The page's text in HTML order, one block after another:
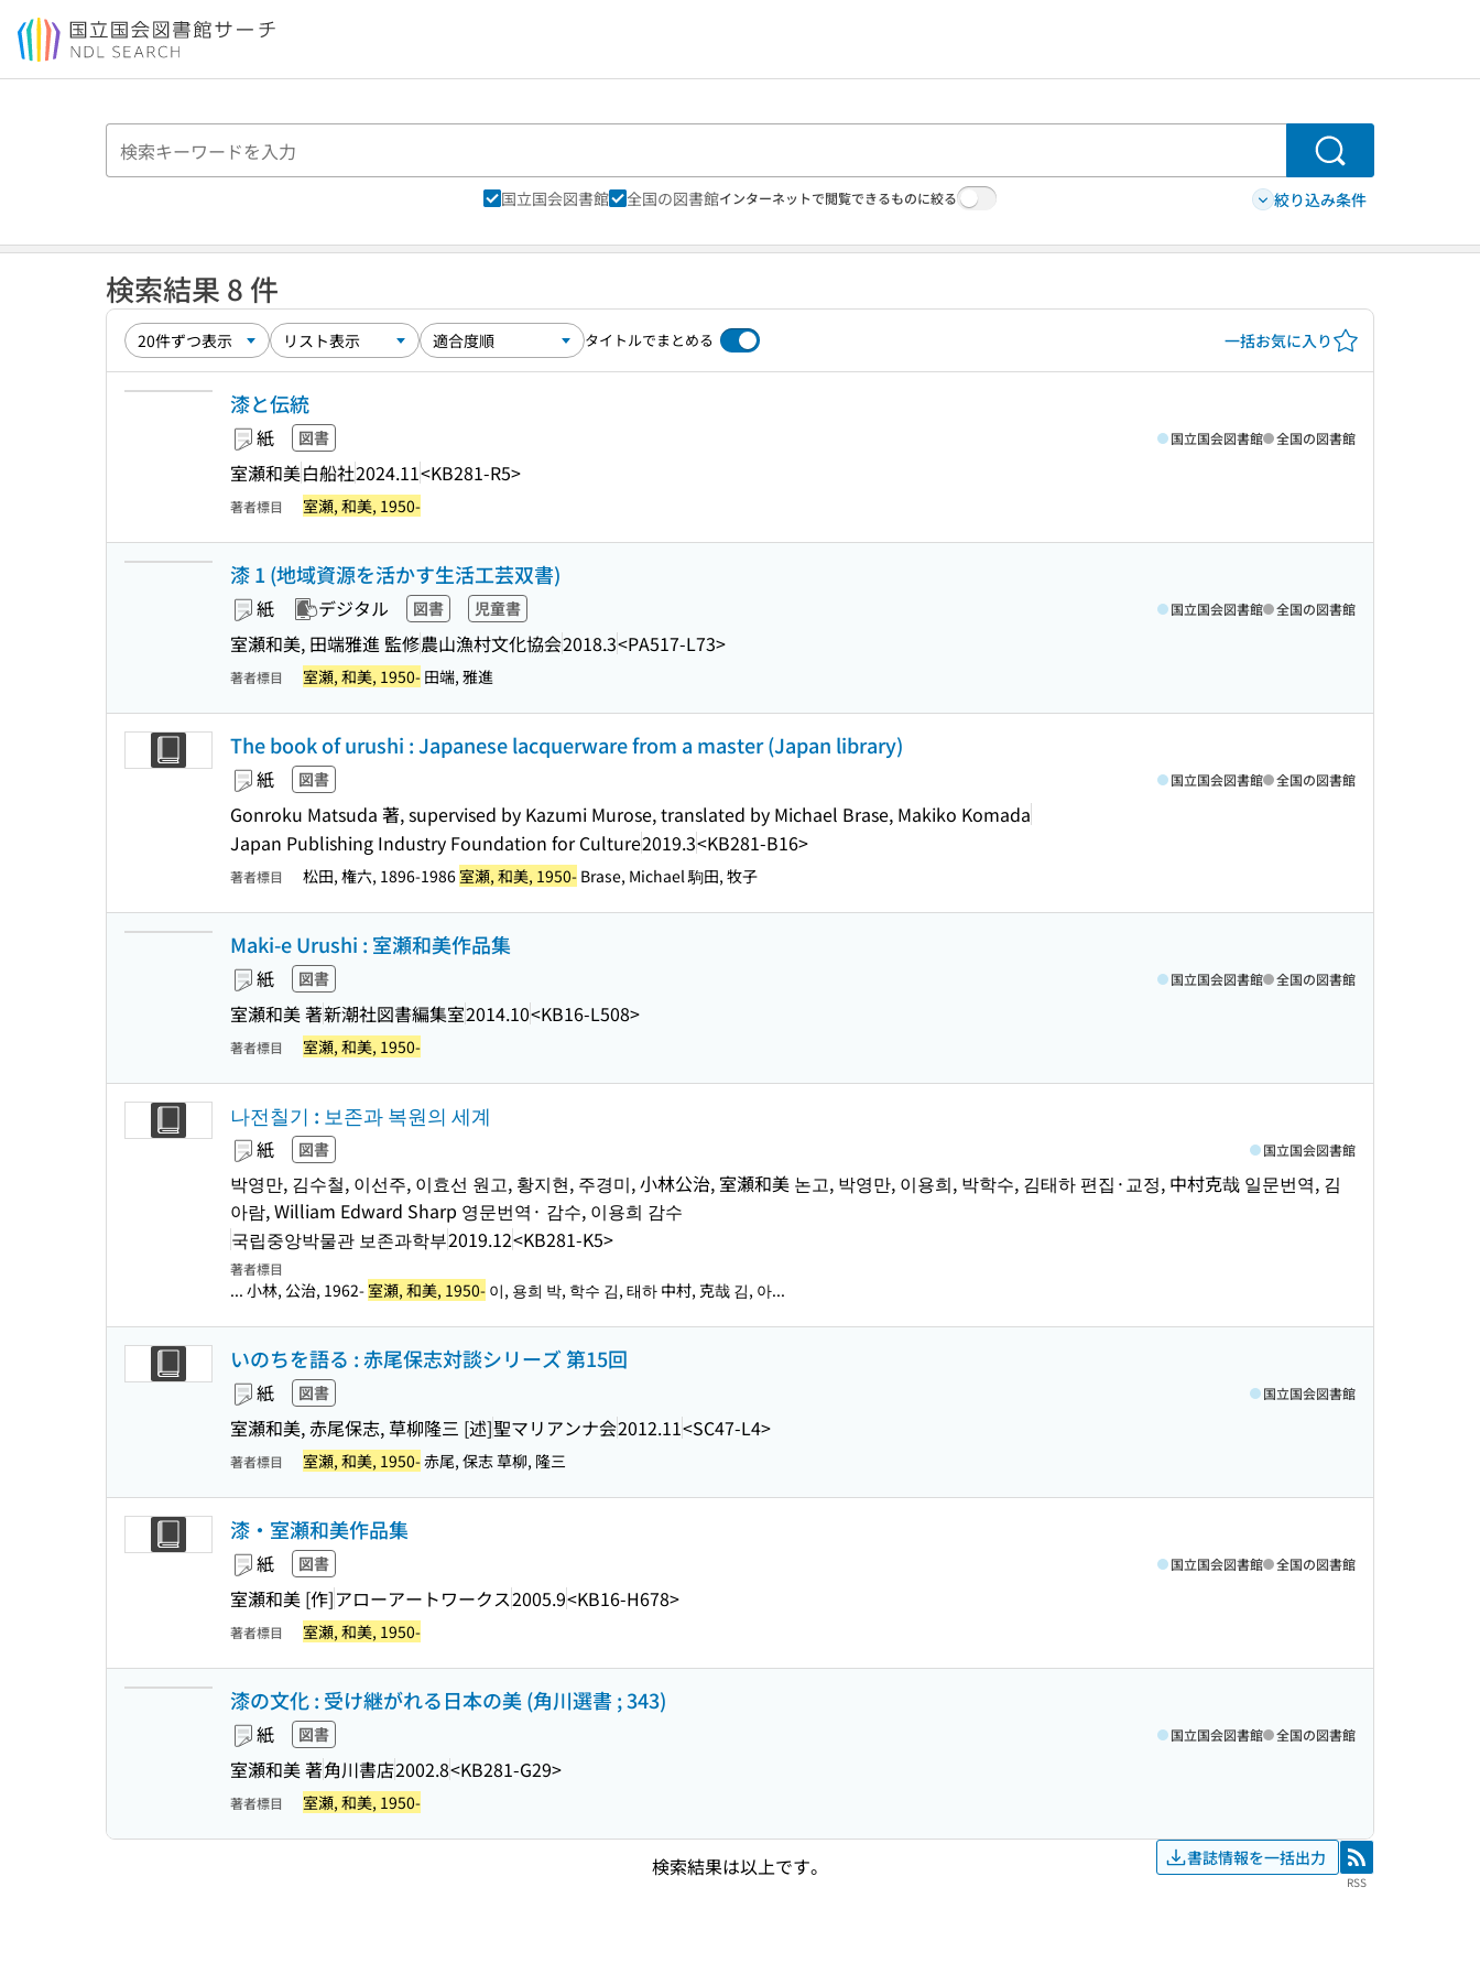
本文へ移動
検索
国立国会図書館 全国の図書館インターネットで閲覧できるものに絞る 絞り込み条件
検索結果 8 件
タイトルでまとめる 一括お気に入り
漆と伝統
紙 図書
室瀬和美白船社2024.11<KB281-R5>
国立国会図書館 全国の図書館
著者標目 室瀬, 和美, 1950-
漆 1 (地域資源を活かす生活工芸双書)
紙 デジタル 図書 児童書
室瀬和美, 田端雅進 監修農山漁村文化協会2018.3<PA517-L73>
国立国会図書館 全国の図書館
著者標目 室瀬, 和美, 1950- 田端, 雅進
The book of urushi : Japanese lacquerware from a master (Japan library)
紙 図書
Gonroku Matsuda 著, supervised by Kazumi Murose, translated by Michael Brase, Makiko Komada
Japan Publishing Industry Foundation for Culture2019.3<KB281-B16>
国立国会図書館 全国の図書館
著者標目 松田, 権六, 1896-1986 室瀬, 和美, 1950- Brase, Michael 駒田, 牧子
Maki-e Urushi : 室瀬和美作品集
紙 図書
室瀬和美 著新潮社図書編集室2014.10<KB16-L508>
国立国会図書館 全国の図書館
著者標目 室瀬, 和美, 1950-
나전칠기 : 보존과 복원의 세계
紙 図書
박영만, 김수철, 이선주, 이효선 원고, 황지현, 주경미, 小林公治, 室瀬和美 논고, 박영만, 이용희, 박학수, 김태하 편집·교정, 中村克哉 일문번역, 김
아람, William Edward Sharp 영문번역· 감수, 이용희 감수
국립중앙박물관 보존과학부2019.12<KB281-K5>
国立国会図書館
著者標目
... 小林, 公治, 1962- 室瀬, 和美, 1950- 이, 용희 박, 학수 김, 태하 中村, 克哉 김, 아...
いのちを語る : 赤尾保志対談シリーズ 第15回
紙 図書
室瀬和美, 赤尾保志, 草柳隆三 [述]聖マリアンナ会2012.11<SC47-L4>
国立国会図書館
著者標目 室瀬, 和美, 1950-赤尾, 保志 草柳, 隆三
漆・室瀬和美作品集
紙 図書
室瀬和美 [作]アローアートワークス2005.9<KB16-H678>
国立国会図書館 全国の図書館
著者標目 室瀬, 和美, 1950-
漆の文化 : 受け継がれる日本の美 (角川選書 ; 343)
紙 図書
室瀬和美 著角川書店2002.8<KB281-G29>
国立国会図書館 全国の図書館
著者標目 室瀬, 和美, 1950-
検索結果は以上です。 書誌情報を一括出力 RSS
RSS